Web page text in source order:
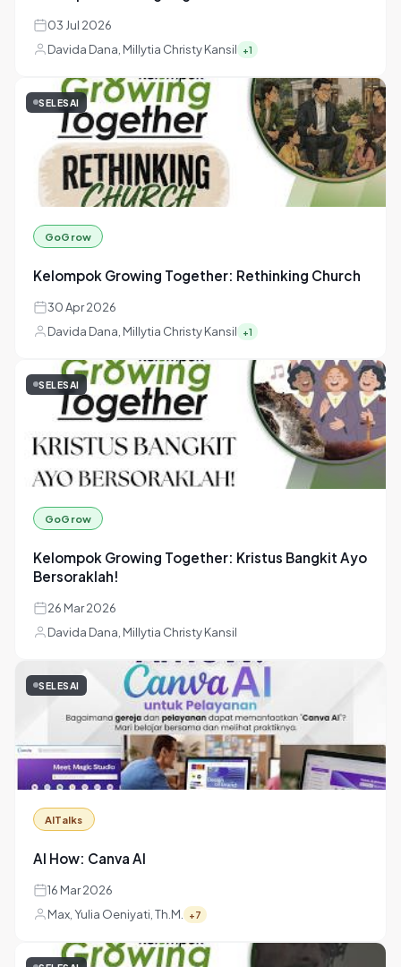
GoGrow
Kelompok Growing Together: Warisan
03 Jul 2026
Davida Dana, Millytia Christy Kansil
+1
SELESAI
GoGrow
Kelompok Growing Together: Rethinking Church
30 Apr 2026
Davida Dana, Millytia Christy Kansil
GoGrow
Kelompok Growing Together: Kristus Bangkit Ayo
Bersoraklah!
26 Mar 2026
Davida Dana, Millytia Christy Kansil
SELESAI
AITalks